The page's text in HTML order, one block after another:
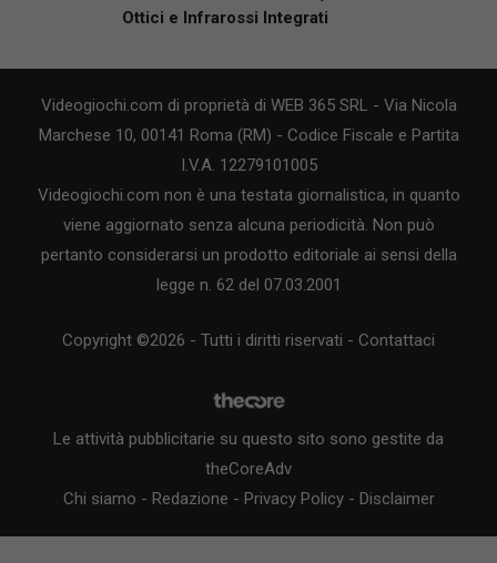
Ottici e Infrarossi Integrati
Videogiochi.com di proprietà di WEB 365 SRL - Via Nicola
Marchese 10, 00141 Roma (RM) - Codice Fiscale e Partita
I.V.A. 12279101005
Videogiochi.com non è una testata giornalistica, in quanto
viene aggiornato senza alcuna periodicità. Non può
pertanto considerarsi un prodotto editoriale ai sensi della
legge n. 62 del 07.03.2001
Copyright ©2026 - Tutti i diritti riservati - Contattaci
Le attività pubblicitarie su questo sito sono gestite da
theCoreAdv
Chi siamo - Redazione - Privacy Policy- Disclaimer